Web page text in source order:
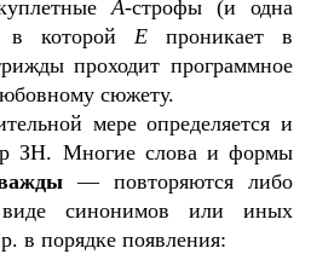
А-строфы (и одна
которой Е проникает в
проходит программное
сюжету.
мере определяется и
ЗН. Многие слова и формы
— повторяются либо
синонимов или иных
в порядке появления: